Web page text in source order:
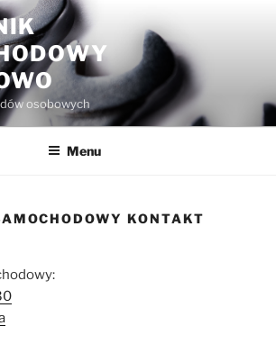
osobowych
Menu
KONTAKT